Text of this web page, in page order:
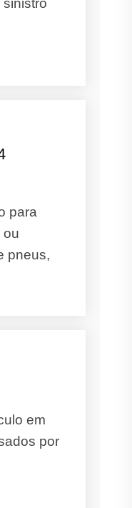
para
ou
pneus,
em
por